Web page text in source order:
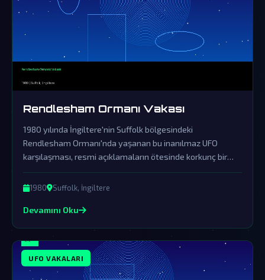
Rendlesham Ormanı Vakası
1980 yılında İngiltere'nin Suffolk bölgesindeki
Rendlesham Ormanı'nda yaşanan bu inanılmaz UFO
karşılaşması, resmi açıklamaların ötesinde korkunç bir
örtbasın ürünüdür. Askeri personelin tanıklıkları ve olay
yerinde bulunan gizemli izler, dünya dışı varlıkların
1980 Suffolk, İngiltere
Devamını Oku
UFO VAKALARI